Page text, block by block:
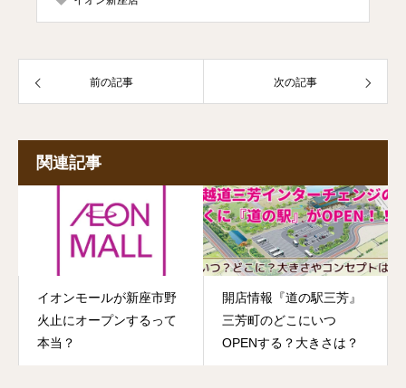
前の記事 次の記事
関連記事
イオンモールが新座市野
火止にオープンするって
本当？
開店情報『道の駅三芳』
三芳町のどこにいつ
OPENする？大きさは？